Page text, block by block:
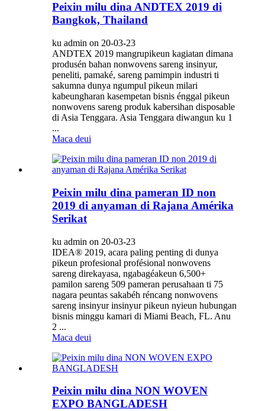
Peixin milu dina ANDTEX 2019 di
Bangkok, Thailand
ku admin on 20-03-23
ANDTEX 2019 mangrupikeun kagiatan dimana
produsén bahan nonwovens sareng insinyur,
peneliti, pamaké, sareng pamimpin industri ti
sakumna dunya ngumpul pikeun milari
kabeungharan kasempetan bisnis énggal pikeun
nonwovens sareng produk kabersihan disposable
di Asia Tenggara. Asia Tenggara diwangun ku 1
...
Maca deui
Peixin milu dina pameran ID non
2019 di anyaman di Rajana Amérika
Serikat
ku admin on 20-03-23
IDEA® 2019, acara paling penting di dunya
pikeun profesional profésional nonwovens
sareng direkayasa, ngabagéakeun 6,500+
pamilon sareng 509 pameran perusahaan ti 75
nagara peuntas sakabéh réncang nonwovens
sareng insinyur insinyur pikeun nyieun hubungan
bisnis minggu kamari di Miami Beach, FL. Anu
2 ...
Maca deui
Peixin milu dina NON WOVEN
EXPO BANGLADESH